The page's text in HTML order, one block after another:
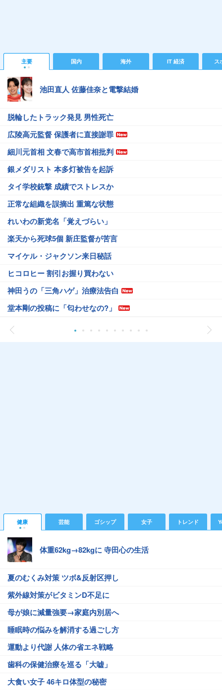
主要 国内 海外 IT 経済 ス
池田直人 佐藤佳奈と電撃結婚
脱輪したトラック発見 男性死亡
広陵高元監督 保護者に直接謝罪
細川元首相 文春で高市首相批判
銀メダリスト 本多灯被告を起訴
タイ学校銃撃 成績でストレスか
正常な組織を誤摘出 重篤な状態
れいわの新党名「覚えづらい」
楽天から死球5個 新庄監督が苦言
マイケル・ジャクソン来日秘話
ヒコロヒー 割引お握り買わない
神田うの「三角ハゲ」治療法告白
堂本剛の投稿に「匂わせなの?」
健康 芸能 ゴシップ 女子 トレンド
体重62kg→82kgに 寺田心の生活
夏のむくみ対策 ツボ&反射区押し
紫外線対策がビタミンD不足に
母が娘に減量強要→家庭内別居へ
睡眠時の悩みを解消する過ごし方
運動より代謝 人体の省エネ戦略
歯科の保健治療を巡る「大嘘」
大食い女子 46キロ体型の秘密